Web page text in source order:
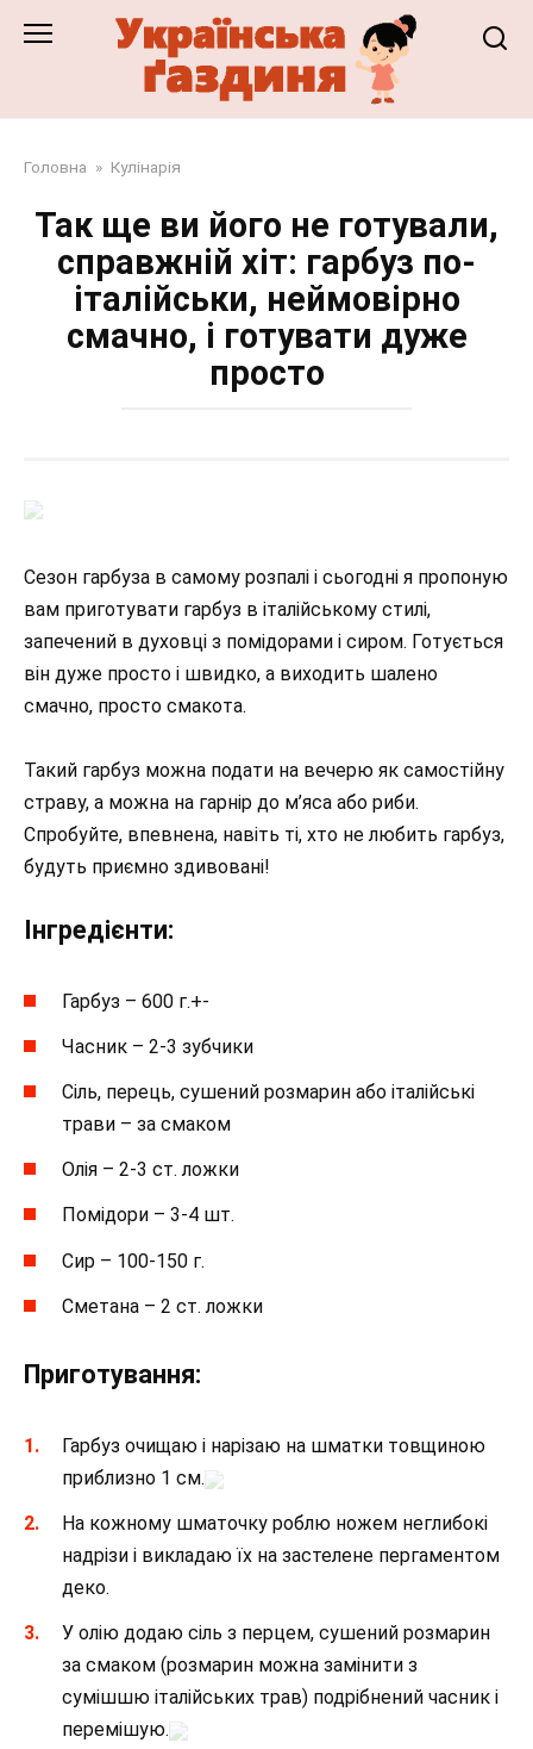
Головна » Кулінарія
Так ще ви його не готували,
справжній хіт: гарбуз по-
італійськи, неймовірно
смачно, і готувати дуже
просто
Сезон гарбуза в самому розпалі і сьогодні я пропоную
вам приготувати гарбуз в італійському стилі,
запечений в духовці з помідорами і сиром. Готується
він дуже просто і швидко, а виходить шалено
смачно, просто смакота.
Такий гарбуз можна подати на вечерю як самостійну
страву, а можна на гарнір до м’яса або риби.
Спробуйте, впевнена, навіть ті, хто не любить гарбуз,
будуть приємно здивовані!
Інгредієнти:
Гарбуз – 600 г.+-
Часник – 2-3 зубчики
Сіль, перець, сушений розмарин або італійські
трави – за смаком
Олія – 2-3 ст. ложки
Помідори – 3-4 шт.
Сир – 100-150 г.
Сметана – 2 ст. ложки
Приготування:
Гарбуз очищаю і нарізаю на шматки товщиною
приблизно 1 см.
На кожному шматочку роблю ножем неглибокі
надрізи і викладаю їх на застелене пергаментом
деко.
У олію додаю сіль з перцем, сушений розмарин
за смаком (розмарин можна замінити з
сумішшю італійських трав) подрібнений часник і
перемішую.